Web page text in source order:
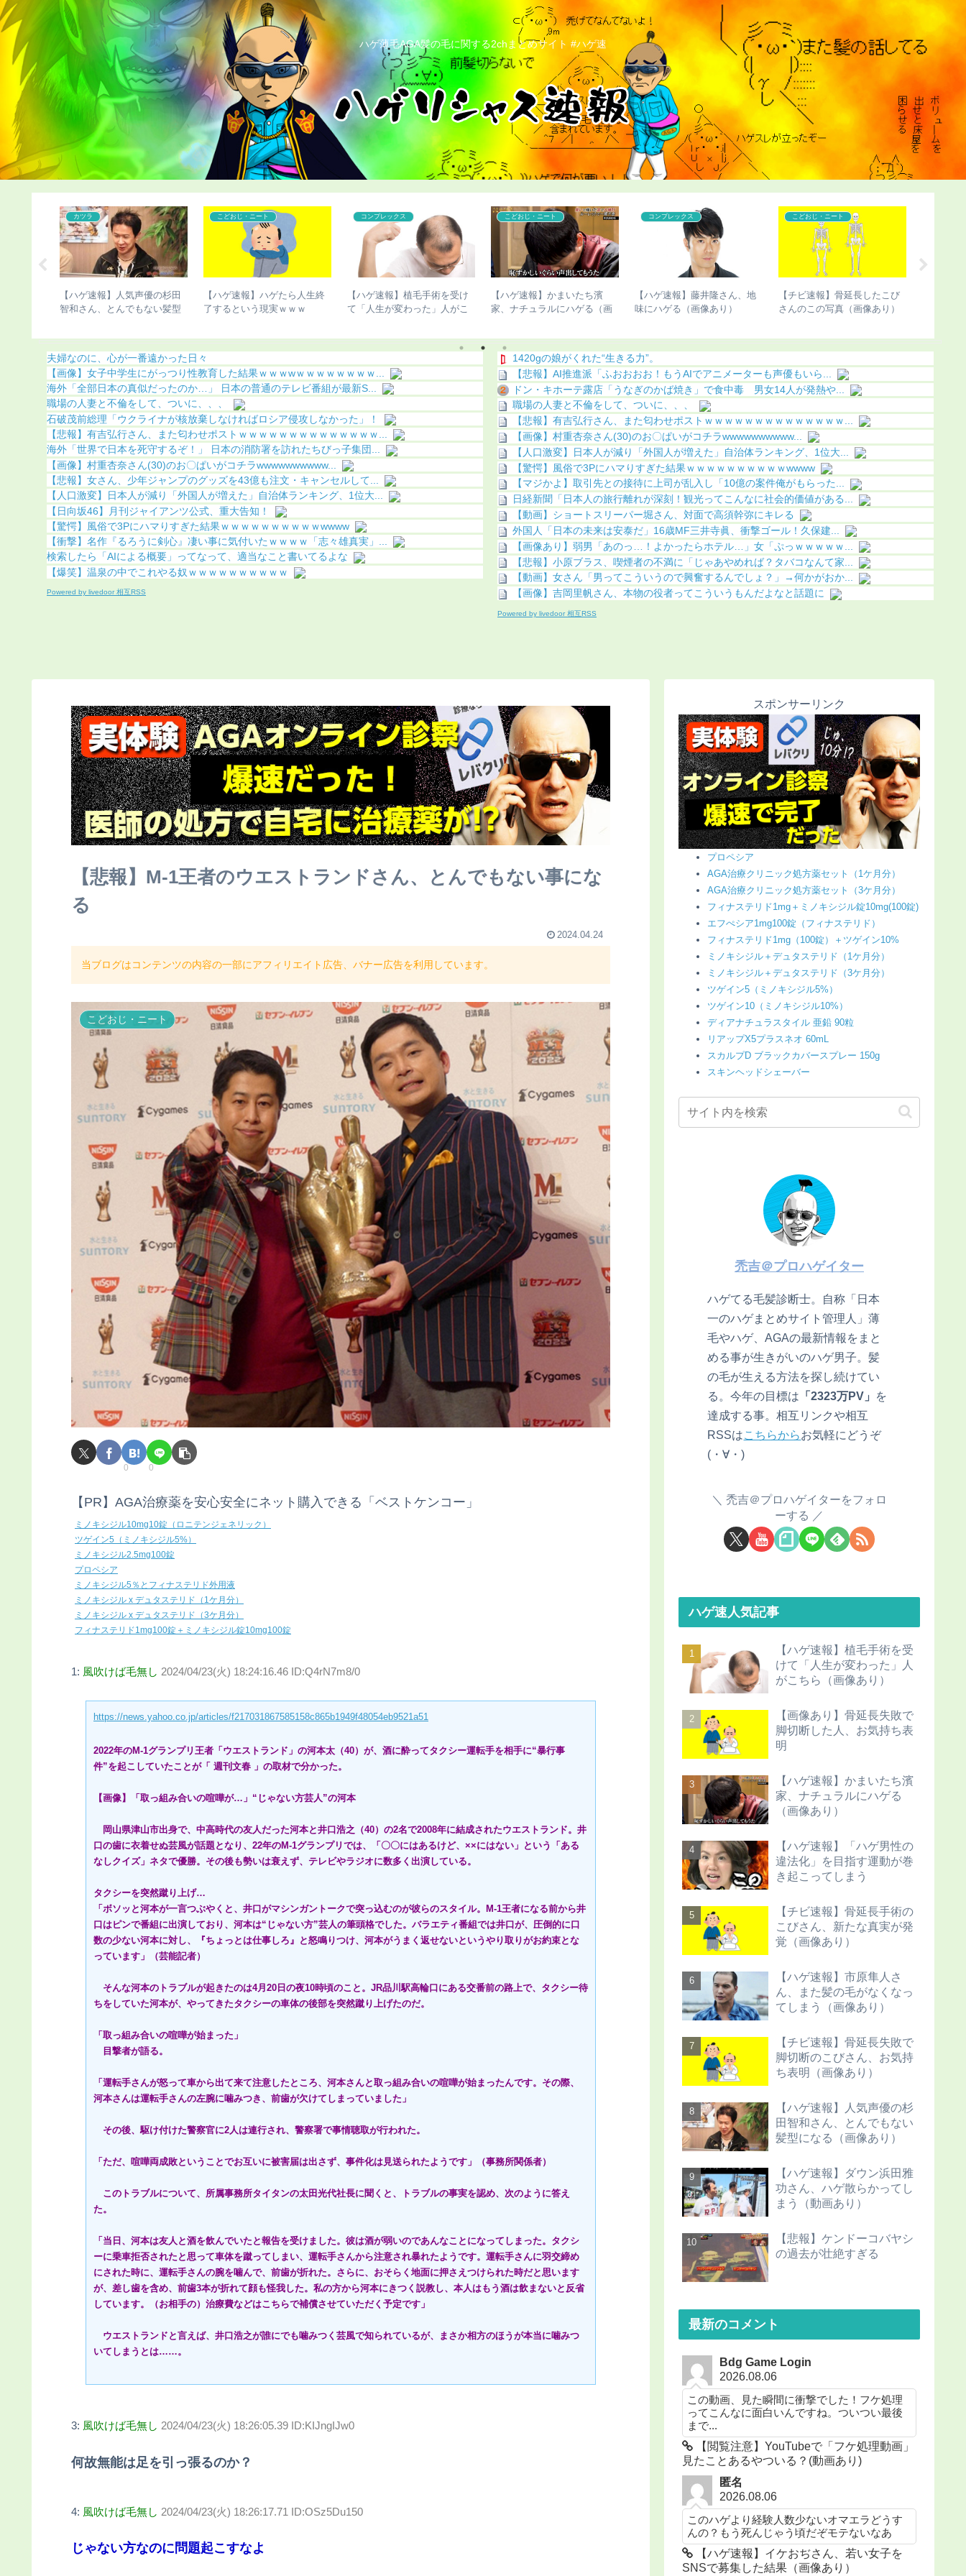
ハゲ薄毛AGA髪の毛に関する2chまとめサイト #ハゲ速
カツラ
【ハゲ速報】人気声優の杉田
智和さん、とんでもない髪型
こどおじ・ニート
【ハゲ速報】ハゲたら人生終
了するという現実ｗｗｗ
コンプレックス
【ハゲ速報】植毛手術を受け
て「人生が変わった」人がこ
こどおじ・ニート
【ハゲ速報】かまいたち濱
家、ナチュラルにハゲる（画
コンプレックス
【ハゲ速報】藤井隆さん、地
味にハゲる（画像あり）
こどおじ・ニート
【チビ速報】骨延長したこび
さんのこの写真（画像あり）
夫婦なのに、心が一番遠かった日々
【画像】女子中学生にがっつり性教育した結果ｗｗｗwｗｗｗｗｗｗｗｗ...
海外「全部日本の真似だったのか…」 日本の普通のテレビ番組が最新S...
職場の人妻と不倫をして、ついに、、、
石破茂前総理「ウクライナが核放棄しなければロシア侵攻しなかった」！
【悲報】有吉弘行さん、また匂わせポストｗｗｗｗｗｗｗｗｗｗｗｗｗｗ...
海外「世界で日本を死守するぞ！」 日本の消防署を訪れたちびっ子集団...
【画像】村重杏奈さん(30)のお〇ぱいがコチラwwwwwwwwww...
【悲報】女さん、少年ジャンプのグッズを43億も注文・キャンセルして...
【人口激変】日本人が減り「外国人が増えた」自治体ランキング、1位大...
【日向坂46】月刊ジャイアンツ公式、重大告知！
【驚愕】風俗で3Pにハマりすぎた結果ｗｗｗｗｗｗｗｗｗｗwwww
【衝撃】名作『るろうに剣心』凄い事に気付いたｗｗｗｗ「志々雄真実」...
検索したら「AIによる概要」ってなって、適当なこと書いてるよな
【爆笑】温泉の中でこれやる奴ｗｗｗｗｗｗｗｗｗｗ
Powered by livedoor 相互RSS
1420gの娘がくれた“生きる力”。
【悲報】AI推進派「ふおおおお！もうAIでアニメーターも声優もいら...
ドン・キホーテ露店「うなぎのかば焼き」で食中毒 男女14人が発熱や...
職場の人妻と不倫をして、ついに、、、
【悲報】有吉弘行さん、また匂わせポストｗｗｗｗｗｗｗｗｗｗｗｗｗｗ...
【画像】村重杏奈さん(30)のお〇ぱいがコチラwwwwwwwwww...
【人口激変】日本人が減り「外国人が増えた」自治体ランキング、1位大...
【驚愕】風俗で3Pにハマりすぎた結果ｗｗｗｗｗｗｗｗｗｗwwww
【マジかよ】取引先との接待に上司が乱入し「10億の案件俺がもらった...
日経新聞「日本人の旅行離れが深刻！観光ってこんなに社会的価値がある...
【動画】ショートスリーパー堀さん、対面で高須幹弥にキレる
外国人「日本の未来は安泰だ」16歳MF三井寺眞、衝撃ゴール！久保建...
【画像あり】弱男「あのっ…！よかったらホテル…」女「ぷっｗｗｗｗｗ...
【悲報】小原ブラス、喫煙者の不満に「じゃあやめれば？タバコなんて家...
【動画】女さん「男ってこういうので興奮するんでしょ？」→何かがおか...
【画像】吉岡里帆さん、本物の役者ってこういうもんだよなと話題に
Powered by livedoor 相互RSS
【悲報】M-1王者のウエストランドさん、とんでもない事にな
る
2024.04.24
当ブログはコンテンツの内容の一部にアフィリエイト広告、バナー広告を利用しています。
こどおじ・ニート
0 0
【PR】AGA治療薬を安心安全にネット購入できる「ベストケンコー」
ミノキシジル10mg10錠（ロニテンジェネリック）
ツゲイン5（ミノキシジル5%）
ミノキシジル2.5mg100錠
プロペシア
ミノキシジル5％とフィナステリド外用液
ミノキシジル x デュタステリド（1ケ月分）
ミノキシジル x デュタステリド（3ケ月分）
フィナステリド1mg100錠＋ミノキシジル錠10mg100錠
1: 風吹けば毛無し 2024/04/23(火) 18:24:16.46 ID:Q4rN7m8/0
https://news.yahoo.co.jp/articles/f217031867585158c865b1949f48054eb9521a51
2022年のM-1グランプリ王者「ウエストランド」の河本太（40）が、酒に酔ってタクシー運転手を相手に“暴行事
件”を起こしていたことが「 週刊文春 」の取材で分かった。
【画像】「取っ組み合いの喧嘩が…」“じゃない方芸人”の河本
岡山県津山市出身で、中高時代の友人だった河本と井口浩之（40）の2名で2008年に結成されたウエストランド。井
口の歯に衣着せぬ芸風が話題となり、22年のМ-1グランプリでは、「〇〇にはあるけど、××にはない」という「ある
なしクイズ」ネタで優勝。その後も勢いは衰えず、テレビやラジオに数多く出演している。
タクシーを突然蹴り上げ…
「ボソッと河本が一言つぶやくと、井口がマシンガントークで突っ込むのが彼らのスタイル。M-1王者になる前から井
口はピンで番組に出演しており、河本は“じゃない方”芸人の筆頭格でした。バラエティ番組では井口が、圧倒的に口
数の少ない河本に対し、『ちょっとは仕事しろ』と怒鳴りつけ、河本がうまく返せないというやり取りがお約束とな
っています」（芸能記者）
そんな河本のトラブルが起きたのは4月20日の夜10時頃のこと。JR品川駅高輪口にある交番前の路上で、タクシー待
ちをしていた河本が、やってきたタクシーの車体の後部を突然蹴り上げたのだ。
「取っ組み合いの喧嘩が始まった」
目撃者が語る。
「運転手さんが怒って車から出て来て注意したところ、河本さんと取っ組み合いの喧嘩が始まったんです。その際、
河本さんは運転手さんの左腕に噛みつき、前歯が欠けてしまっていました」
その後、駆け付けた警察官に2人は連行され、警察署で事情聴取が行われた。
「ただ、喧嘩両成敗ということでお互いに被害届は出さず、事件化は見送られたようです」（事務所関係者）
このトラブルについて、所属事務所タイタンの太田光代社長に聞くと、トラブルの事実を認め、次のように答え
た。
「当日、河本は友人と酒を飲んでいたと報告を受けました。彼は酒が弱いのであんなことになってしまった。タクシ
ーに乗車拒否されたと思って車体を蹴ってしまい、運転手さんから注意され暴れたようです。運転手さんに羽交締め
にされた時に、運転手さんの腕を噛んで、前歯が折れた。さらに、おそらく地面に押さえつけられた時だと思います
が、差し歯を含め、前歯3本が折れて顔も怪我した。私の方から河本にきつく説教し、本人はもう酒は飲まないと反省
しています。（お相手の）治療費などはこちらで補償させていただく予定です」
ウエストランドと言えば、井口浩之が誰にでも噛みつく芸風で知られているが、まさか相方のほうが本当に噛みつ
いてしまうとは……。
3: 風吹けば毛無し 2024/04/23(火) 18:26:05.39 ID:KIJngIJw0
何故無能は足を引っ張るのか？
4: 風吹けば毛無し 2024/04/23(火) 18:26:17.71 ID:OSz5Du150
じゃない方なのに問題起こすなよ
スポンサーリンク
プロペシア
AGA治療クリニック処方薬セット（1ケ月分）
AGA治療クリニック処方薬セット（3ケ月分）
フィナステリド1mg＋ミノキシジル錠10mg(100錠)
エフぺシア1mg100錠（フィナステリド）
フィナステリド1mg（100錠）＋ツゲイン10%
ミノキシジル＋デュタステリド（1ケ月分）
ミノキシジル＋デュタステリド（3ケ月分）
ツゲイン5（ミノキシジル5%）
ツゲイン10（ミノキシジル10%）
ディアナチュラスタイル 亜鉛 90粒
リアップX5プラスネオ 60mL
スカルプD ブラックカバースプレー 150g
スキンヘッドシェーバー
禿吉＠プロハゲイター
ハゲてる毛髪診断士。自称「日本
一のハゲまとめサイト管理人」薄
毛やハゲ、AGAの最新情報をまと
める事が生きがいのハゲ男子。髪
の毛が生える方法を探し続けてい
る。今年の目標は 「2323万PV」 を
達成する事。相互リンクや相互
RSSはこちらからお気軽にどうぞ
(・∀・)
禿吉＠プロハゲイターをフォロ
ーする
ハゲ速人気記事
【ハゲ速報】植毛手術を受
けて「人生が変わった」人
がこちら（画像あり）
【画像あり】骨延長失敗で
脚切断した人、お気持ち表
明
【ハゲ速報】かまいたち濱
家、ナチュラルにハゲる
（画像あり）
【ハゲ速報】「ハゲ男性の
違法化」を目指す運動が巻
き起こってしまう
【チビ速報】骨延長手術の
こびさん、新たな真実が発
覚（画像あり）
【ハゲ速報】市原隼人さ
ん、また髪の毛がなくなっ
てしまう（画像あり）
【チビ速報】骨延長失敗で
脚切断のこびさん、お気持
ち表明（画像あり）
【ハゲ速報】人気声優の杉
田智和さん、とんでもない
髪型になる（画像あり）
【ハゲ速報】ダウン浜田雅
功さん、ハゲ散らかってし
まう（動画あり）
【悲報】ケンドーコバヤシ
の過去が壮絶すぎる
最新のコメント
Bdg Game Login
2026.08.06
この動画、見た瞬間に衝撃でした！フケ処理
ってこんなに面白いんですね。ついつい最後
まで...
【閲覧注意】YouTubeで「フケ処理動画」
見たことあるやついる？(動画あり)
匿名
2026.08.06
このハゲより経験人数少ないオマエラどうす
んの？もう死んじゃう頃だぞモテないなあ
【ハゲ速報】イケおぢさん、若い女子を
SNSで募集した結果（画像あり）